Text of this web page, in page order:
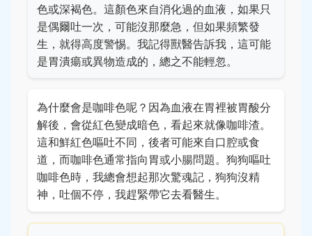
色或深褐色。這顏色來自消化過的血液，如果只
是偶爾吐一次，可能沒那麼急，但如果頻繁發
生，就得高度警惕。我記得獸醫告訴我，這可能
是胃潰瘍或異物造成的，總之不能輕忽。
為什麼會是咖啡色呢？因為血液在胃裡被胃酸分
解後，會從紅色變成暗色，看起來就像咖啡渣。
這和鮮紅色嘔吐不同，後者可能來自口腔或食
道，而咖啡色通常指向胃或小腸問題。狗狗嘔吐
咖啡色時，我總會想起那次驚魂記，狗狗沒精
神，吐個不停，我趕緊帶它去看醫生。